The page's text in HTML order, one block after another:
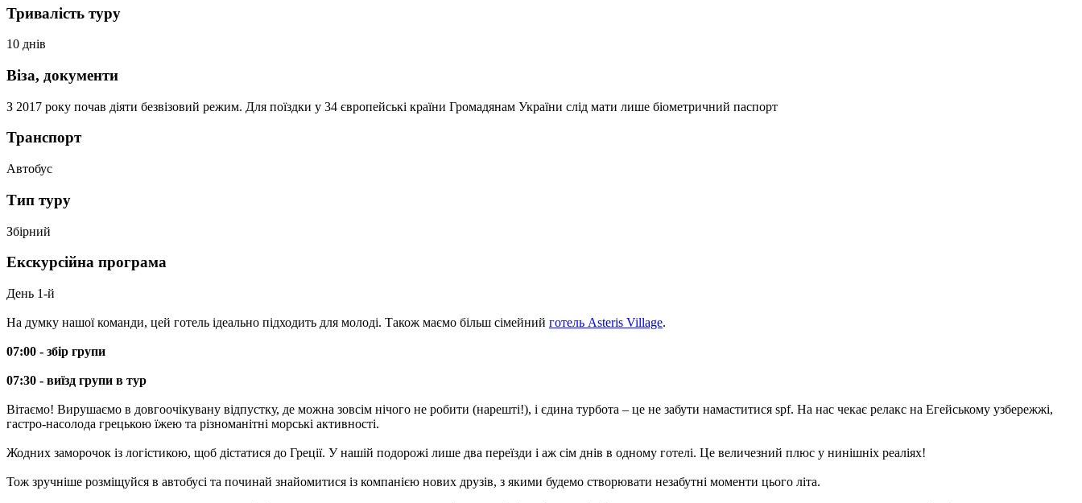
Тривалість туру
10 днів
Віза, документи
З 2017 року почав діяти безвізовий режим. Для поїздки у 34 європейські країни Громадянам України слід мати лише біометричний паспорт
Транспорт
Автобус
Тип туру
Збірний
Екскурсійна програма
День 1-й
На думку нашої команди, цей готель ідеально підходить для молоді. Також маємо більш сімейний готель Asteris Village.
07:00 - збір групи
07:30 - виїзд групи в тур
Вітаємо! Вирушаємо в довгоочікувану відпустку, де можна зовсім нічого не робити (нарешті!), і єдина турбота – це не забути намаститися spf. На нас чекає релакс на Егейському узбережжі,
гастро-насолода грецькою їжею та різноманітні морські активності.
Жодних заморочок із логістикою, щоб дістатися до Греції. У нашій подорожі лише два переїзди і аж сім днів в одному готелі. Це величезний плюс у нинішніх реаліях!
Тож зручніше розміщуйся в автобусі та починай знайомитися із компанією нових друзів, з якими будемо створювати незабутні моменти цього літа.